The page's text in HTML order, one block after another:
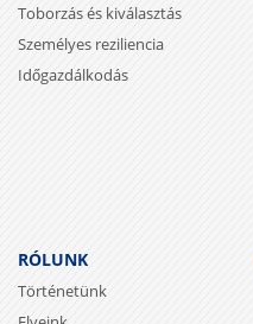
Toborzás és kiválasztás
Személyes reziliencia
Időgazdálkodás
RÓLUNK
Történetünk